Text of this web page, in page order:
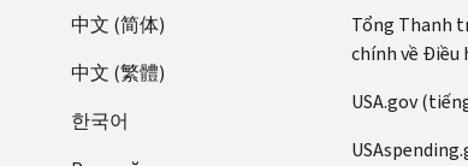
中文 (简体)
中文 (繁體)
한국어
Tổng Thanh
chính về Điều
USA.gov